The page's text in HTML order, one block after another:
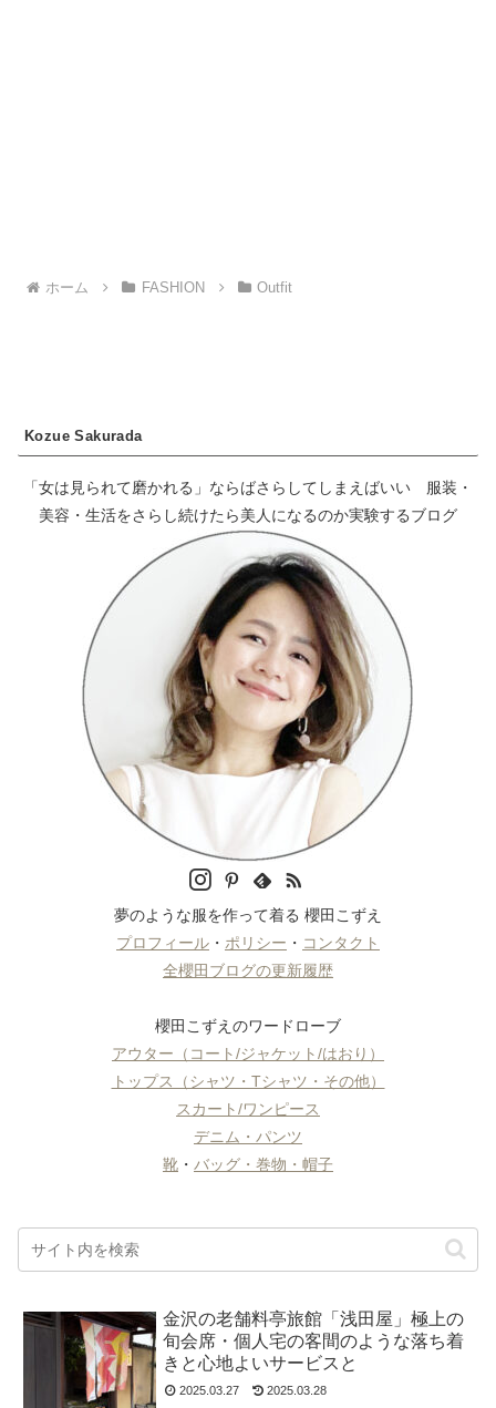
ホーム FASHION Outfit
Kozue Sakurada
「女は見られて磨かれる」ならばさらしてしまえばいい 服装・
美容・生活をさらし続けたら美人になるのか実験するブログ
夢のような服を作って着る 櫻田こずえ
プロフィール ・ ポリシー ・ コンタクト
全櫻田ブログの更新履歴
櫻田こずえのワードローブ
アウター（コート/ジャケット/はおり）
トップス（シャツ・Tシャツ・その他）
スカート/ワンピース
デニム・パンツ
靴 ・ バッグ・巻物・帽子
金沢の老舗料亭旅館「浅田屋」極上の
旬会席・個人宅の客間のような落ち着
きと心地よいサービスと
2025.03.27 2025.03.28